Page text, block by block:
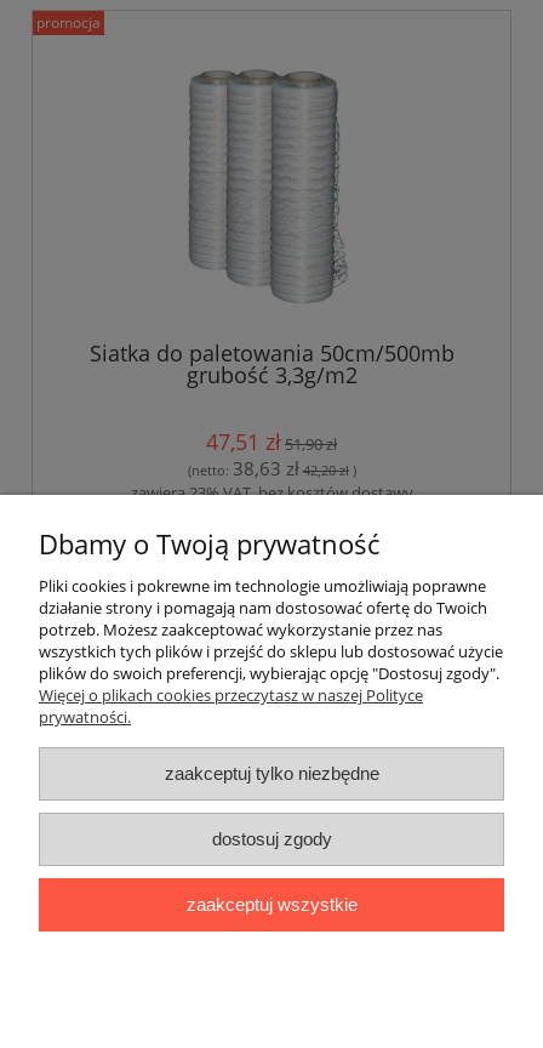
Siatka do paletowania 50cm/500mb
grubość 3,3g/m2
47,51 zł51,90 zł
(netto: 38,63 zł 42,20 zł)
zawiera 23% VAT, bez kosztów dostawy
do koszyka
promocja
promocja
Dbamy o Twoją prywatność
Pliki cookies i pokrewne im technologie umożliwiają poprawne
działanie strony i pomagają nam dostosować ofertę do Twoich
potrzeb. Możesz zaakceptować wykorzystanie przez nas
wszystkich tych plików i przejść do sklepu lub dostosować użycie
plików do swoich preferencji, wybierając opcję "Dostosuj zgody".
Więcej o plikach cookies przeczytasz w naszej Polityce
prywatności.
zaakceptuj tylko niezbędne
dostosuj zgody
zaakceptuj wszystkie